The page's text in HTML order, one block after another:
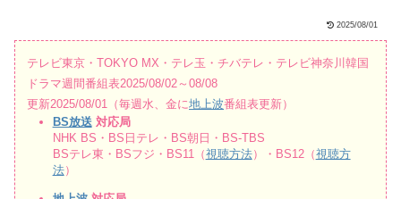
2025/08/01
テレビ東京・TOKYO MX・テレ玉・チバテレ・テレビ神奈川韓国
ドラマ週間番組表2025/08/02～08/08
更新2025/08/01（毎週水、金に地上波番組表更新）
BS放送 対応局
NHK BS・BS日テレ・BS朝日・BS-TBS
BSテレ東・BSフジ・BS11（視聴方法）・BS12（視聴方
法）